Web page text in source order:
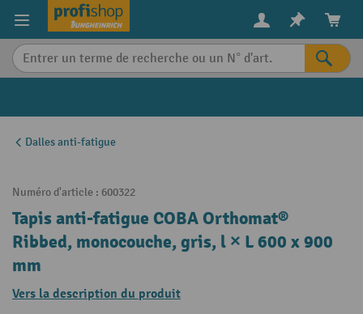
content
Dalles anti-fatigue
Numéro d'article : 600322
Tapis anti-fatigue COBA Orthomat®
Ribbed, monocouche, gris, l × L 600 x 900
mm
Vers la description du produit